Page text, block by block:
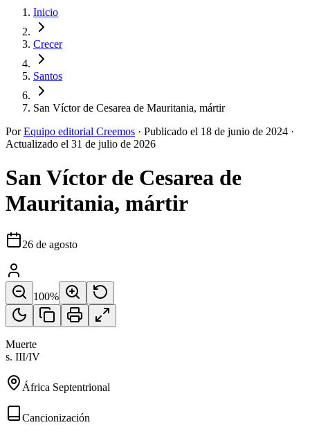
Inicio
Crecer
Santos
San Víctor de Cesarea de Mauritania, mártir
Por Equipo editorial Creemos · Publicado el 18 de junio de 2024 ·
Actualizado el 31 de julio de 2026
San Víctor de Cesarea de
Mauritania, mártir
26 de agosto
100%
Muerte
s. III/IV
África Septentrional
Cancionización